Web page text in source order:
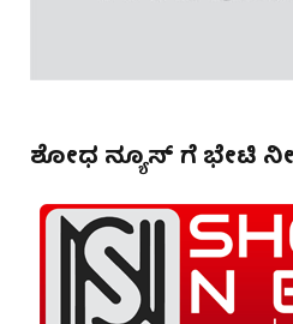
ಶೋಧ ನ್ಯೂಸ್ ಗೆ ಭೇಟಿ